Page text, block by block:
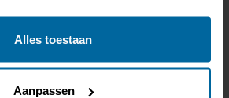
Alles toestaan
Aanpassen